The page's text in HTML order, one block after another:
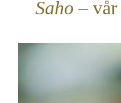
Saho –